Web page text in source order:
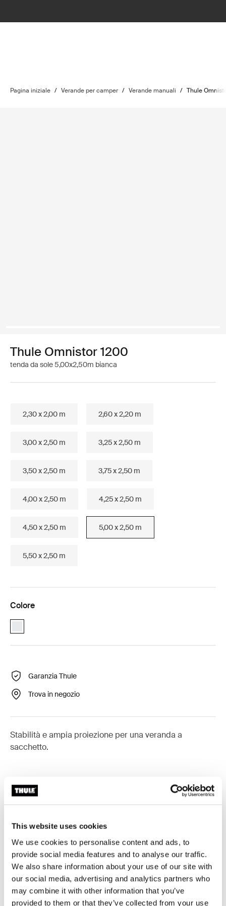
This website uses cookies
We use cookies to personalise content and ads, to
provide social media features and to analyse our traffic.
We also share information about your use of our site with
our social media, advertising and analytics partners who
may combine it with other information that you’ve
provided to them or that they’ve collected from your use
Pagina iniziale / Verande per camper / Verande manuali / Thule
Thule Omnistor 1200
tenda da sole 5,00x2,50m bianca
2,30 x 2,00 m 2,60 x 2,20 m
3,00 x 2,50 m 3,25 x 2,50 m
3,50 x 2,50 m 3,75 x 2,50 m
4,00 x 2,50 m 4,25 x 2,50 m
4,50 x 2,50 m 5,00 x 2,50 m
5,50 x 2,50 m
Colore
Thule Omnistor 1200 (5.00x2.50) Bianco (selected)
Garanzia Thule
Trova in negozio
Stabilità e ampia proiezione per una veranda a
sacchetto.
Accessori per Thule Omnistor 1200